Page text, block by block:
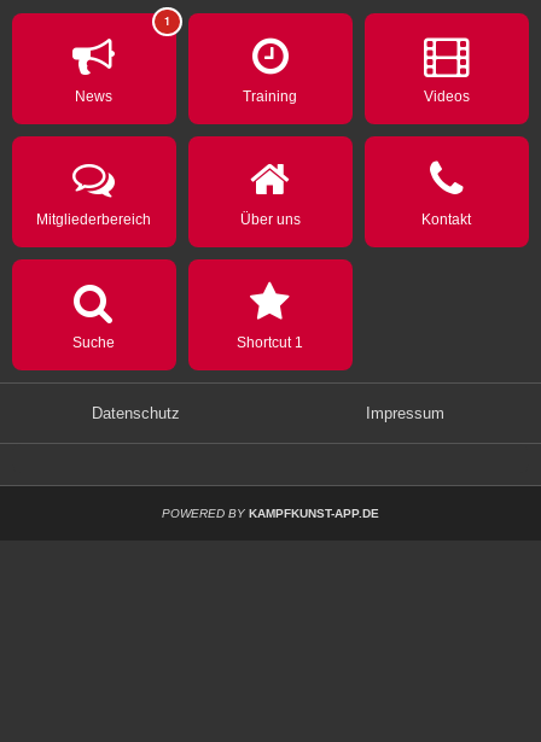
News
1
Training Videos
Mitgliederbereich Über uns Kontakt
Suche Shortcut 1
Datenschutz Impressum
POWERED BY KAMPFKUNST-APP.DE